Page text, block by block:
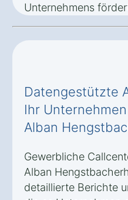
Unternehmens
Datengestützte
Ihr
Alban
Gewerbliche
Alban
detaillierte Berichte